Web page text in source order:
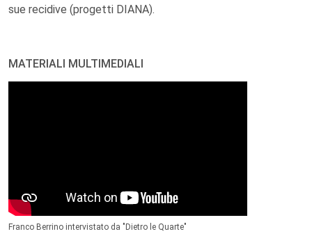
sue recidive (progetti DIANA).
MATERIALI MULTIMEDIALI
Franco Berrino intervistato da "Dietro le Quarte"